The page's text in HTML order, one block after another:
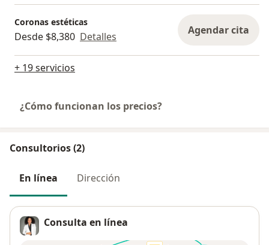
Coronas estéticas
Desde $8,380 Detalles Agendar cita
+ 19 servicios
¿Cómo funcionan los precios?
Consultorios (2)
En línea Dirección
Consulta en línea